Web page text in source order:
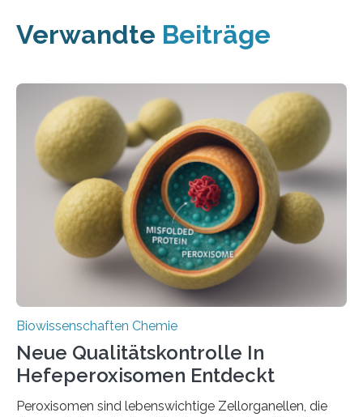
Verwandte Beiträge
Biowissenschaften Chemie
Neue Qualitätskontrolle In
Hefeperoxisomen Entdeckt
Peroxisomen sind lebenswichtige Zellorganellen, die